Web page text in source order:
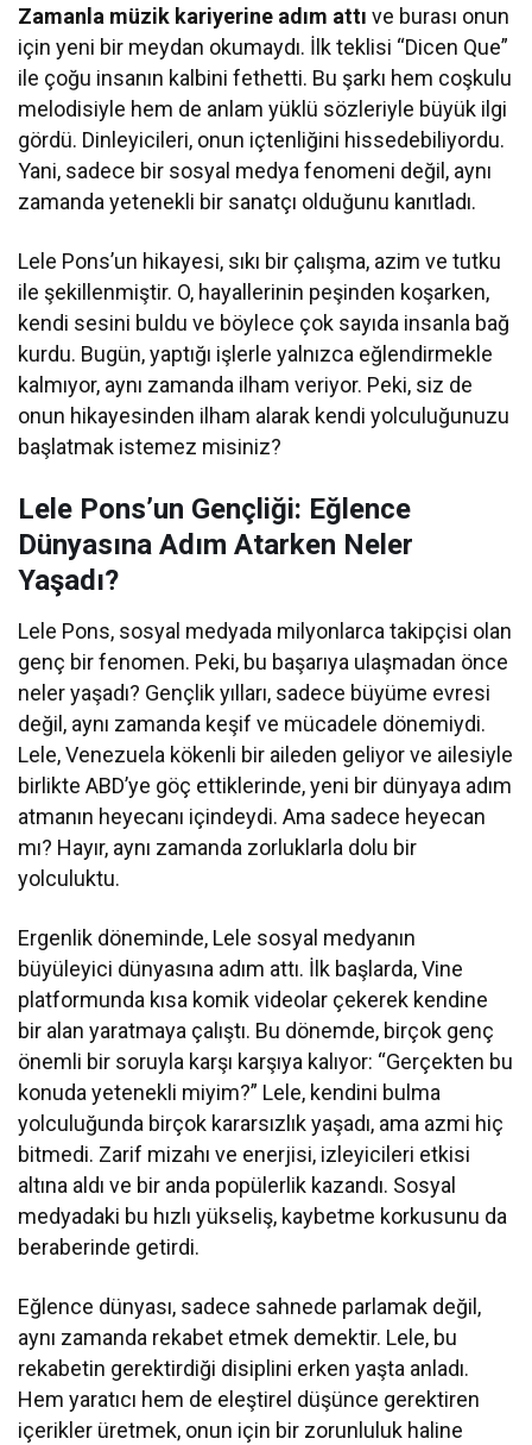
Zamanla müzik kariyerine adım attı ve burası onun
için yeni bir meydan okumaydı. İlk teklisi “Dicen Que”
ile çoğu insanın kalbini fethetti. Bu şarkı hem coşkulu
melodisiyle hem de anlam yüklü sözleriyle büyük ilgi
gördü. Dinleyicileri, onun içtenliğini hissedebiliyordu.
Yani, sadece bir sosyal medya fenomeni değil, aynı
zamanda yetenekli bir sanatçı olduğunu kanıtladı.
Lele Pons’un hikayesi, sıkı bir çalışma, azim ve tutku
ile şekillenmiştir. O, hayallerinin peşinden koşarken,
kendi sesini buldu ve böylece çok sayıda insanla bağ
kurdu. Bugün, yaptığı işlerle yalnızca eğlendirmekle
kalmıyor, aynı zamanda ilham veriyor. Peki, siz de
onun hikayesinden ilham alarak kendi yolculuğunuzu
başlatmak istemez misiniz?
Lele Pons’un Gençliği: Eğlence
Dünyasına Adım Atarken Neler
Yaşadı?
Lele Pons, sosyal medyada milyonlarca takipçisi olan
genç bir fenomen. Peki, bu başarıya ulaşmadan önce
neler yaşadı? Gençlik yılları, sadece büyüme evresi
değil, aynı zamanda keşif ve mücadele dönemiydi.
Lele, Venezuela kökenli bir aileden geliyor ve ailesiyle
birlikte ABD’ye göç ettiklerinde, yeni bir dünyaya adım
atmanın heyecanı içindeydi. Ama sadece heyecan
mı? Hayır, aynı zamanda zorluklarla dolu bir
yolculuktu.
Ergenlik döneminde, Lele sosyal medyanın
büyüleyici dünyasına adım attı. İlk başlarda, Vine
platformunda kısa komik videolar çekerek kendine
bir alan yaratmaya çalıştı. Bu dönemde, birçok genç
önemli bir soruyla karşı karşıya kalıyor: “Gerçekten bu
konuda yetenekli miyim?” Lele, kendini bulma
yolculuğunda birçok kararsızlık yaşadı, ama azmi hiç
bitmedi. Zarif mizahı ve enerjisi, izleyicileri etkisi
altına aldı ve bir anda popülerlik kazandı. Sosyal
medyadaki bu hızlı yükseliş, kaybetme korkusunu da
beraberinde getirdi.
Eğlence dünyası, sadece sahnede parlamak değil,
aynı zamanda rekabet etmek demektir. Lele, bu
rekabetin gerektirdiği disiplini erken yaşta anladı.
Hem yaratıcı hem de eleştirel düşünce gerektiren
içerikler üretmek, onun için bir zorunluluk haline